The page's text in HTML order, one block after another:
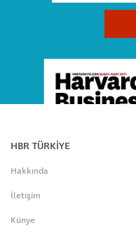
HBR TÜRKİYE
Hakkında
İletişim
Künye